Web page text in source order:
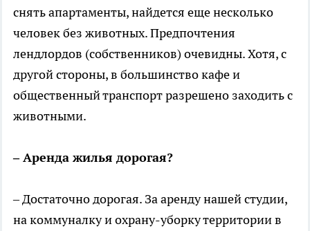
снять апартаменты, найдется еще несколько
человек без животных. Предпочтения
лендлордов (собственников) очевидны. Хотя, с
другой стороны, в большинство кафе и
общественный транспорт разрешено заходить с
животными.
– Аренда жилья дорогая?
– Достаточно дорогая. За аренду нашей студии,
на коммуналку и охрану-уборку территории в